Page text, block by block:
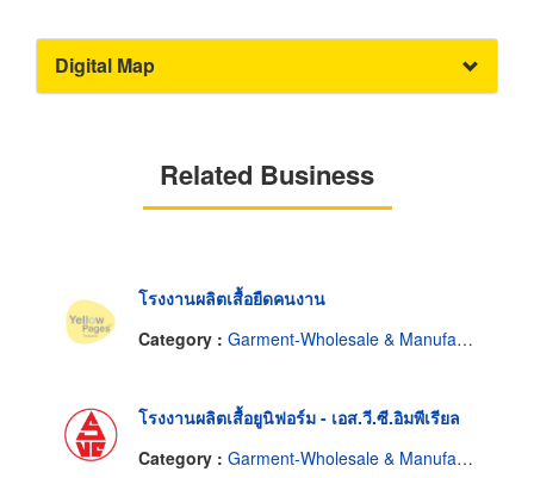
Digital Map
Related Business
โรงงานผลิตเสื้อยืดคนงาน
Category : Garment-Wholesale & Manufacturers
โรงงานผลิตเสื้อยูนิฟอร์ม - เอส.วี.ซี.อิมพีเรียล
Category : Garment-Wholesale & Manufacturers